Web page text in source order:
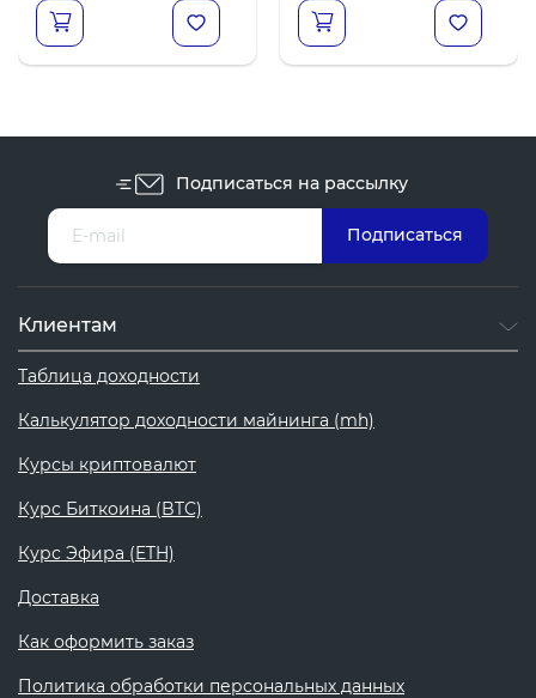
Подписаться на рассылку
Клиентам
Таблица доходности
Калькулятор доходности майнинга (mh)
Курсы криптовалют
Курс Биткоина (BTC)
Курс Эфира (ETH)
Доставка
Как оформить заказ
Политика обработки персональных данных